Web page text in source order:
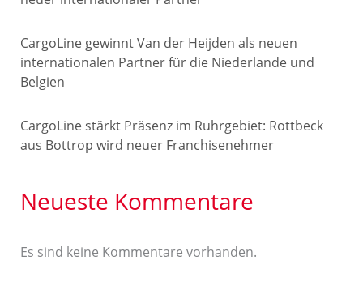
CargoLine gewinnt Van der Heijden als neuen
internationalen Partner für die Niederlande und
Belgien
CargoLine stärkt Präsenz im Ruhrgebiet: Rottbeck
aus Bottrop wird neuer Franchisenehmer
Neueste Kommentare
Es sind keine Kommentare vorhanden.